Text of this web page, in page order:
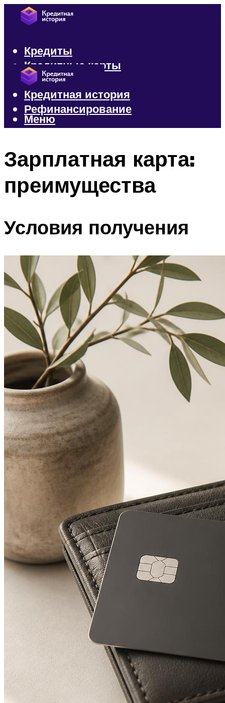
Кредиты
Кредитные карты
Микрозаймы
Кредитная история
Рефинансирование
Меню
Зарплатная карта:
преимущества
Условия получения